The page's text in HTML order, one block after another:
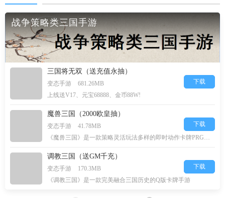
战争策略类三国手游
三国将无双（送充值永抽）
变态手游
681.26MB
上线送V17、元宝68888、金币88W!
下载
魔兽三国（2000欧皇抽）
变态手游
41.78MB
《魔兽三国》是一款策略灵活玩法多样的即时动作卡牌PRG游戏，
下载
调教三国（送GM千充）
变态手游
170.3MB
《调教三国》是一款完美融合三国历史的Q版卡牌手游
下载